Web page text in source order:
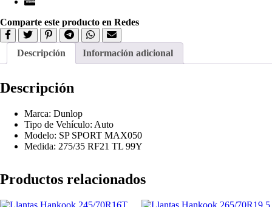
Comparte este producto en Redes
Descripción Información adicional
Descripción
Marca: Dunlop
Tipo de Vehículo: Auto
Modelo: SP SPORT MAX050
Medida: 275/35 RF21 TL 99Y
Productos relacionados